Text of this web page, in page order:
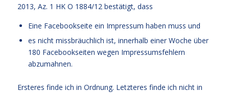
2013, Az. 1 HK O 1884/12bestätigt, dass
Eine Facebookseite ein Impressum haben muss und
es nicht missbräuchlich ist, innerhalb einer Woche über
180 Facebookseiten wegen Impressumsfehlern
abzumahnen.
Ersteres finde ich in Ordnung. Letzteres finde ich nicht in